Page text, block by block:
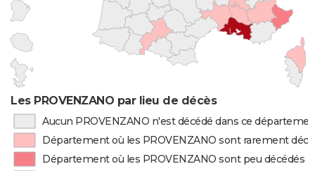
Les PROVENZANO par lieu de décès
Aucun PROVENZANO n'est décédé dans ce
Département où les PROVENZANO sont rarement
Département où les PROVENZANO sont peu décédés